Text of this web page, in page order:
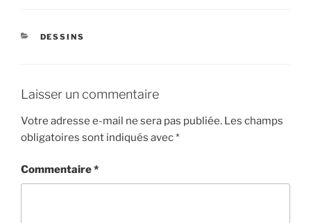
CATÉGORIES
DESSINS
Laisser un commentaire
Votre adresse e-mail ne sera pas publiée. Les champs
obligatoires sont indiqués avec*
Commentaire*